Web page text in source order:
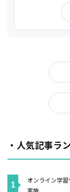
・人気記事ラ
オンライン学